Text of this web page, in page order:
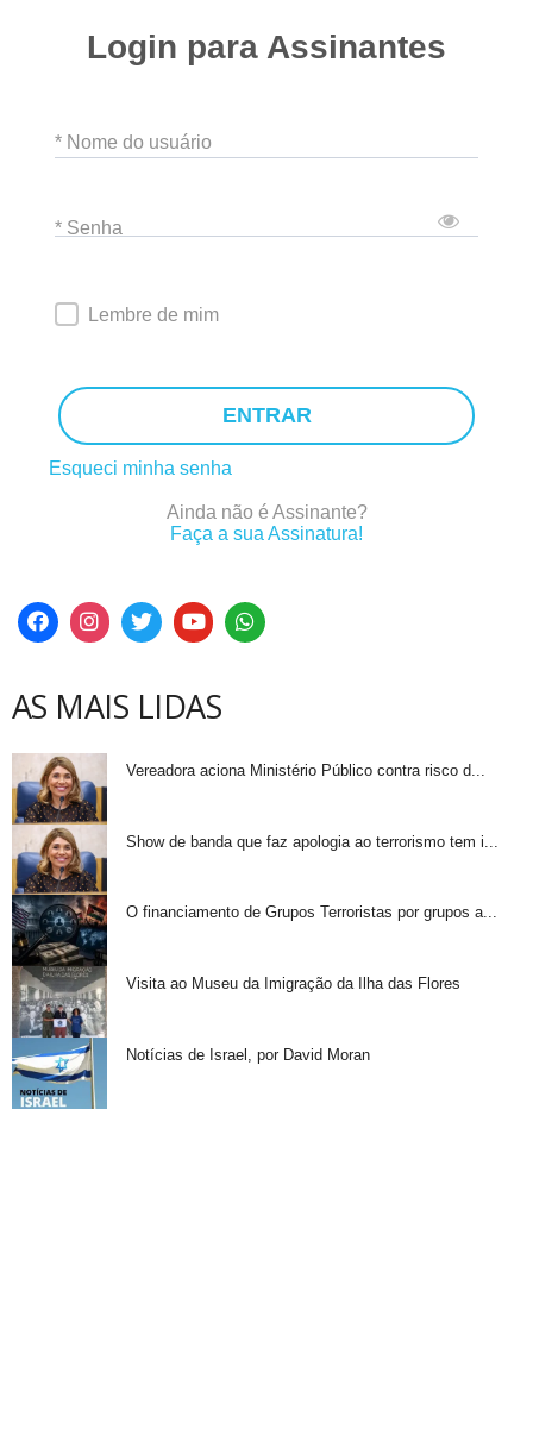
Login para Assinantes
* Nome do usuário
* Senha
Lembre de mim
ENTRAR
Esqueci minha senha
Ainda não é Assinante?
Faça a sua Assinatura!
AS MAIS LIDAS
Vereadora aciona Ministério Público contra risco d...
Show de banda que faz apologia ao terrorismo tem i...
O financiamento de Grupos Terroristas por grupos a...
Visita ao Museu da Imigração da Ilha das Flores
Notícias de Israel, por David Moran